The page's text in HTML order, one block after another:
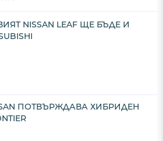
NISSAN LEAF ЩЕ БЪДЕ И
ПОТВЪРЖДАВА ХИБРИДEН